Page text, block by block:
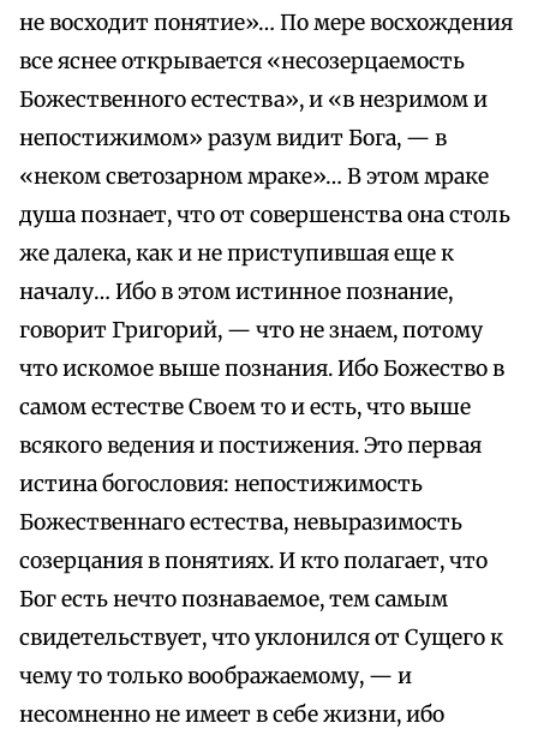
не восходит понятие»… По мере восхождения
все яснее открывается «несозерцаемость
Божественного естества», и «в незримом и
непостижимом» разум видит Бога, — в
«неком светозарном мраке»… В этом мраке
душа познает, что от совершенства она столь
же далека, как и не приступившая еще к
началу… Ибо в этом истинное познание,
говорит Григорий, — что не знаем, потому
что искомое выше познания. Ибо Божество в
самом естестве Своем то и есть, что выше
всякого ведения и постижения. Это первая
истина богословия: непостижимость
Божественнаго естества, невыразимость
созерцания в понятиях. И кто полагает, что
Бог есть нечто познаваемое, тем самым
свидетельствует, что уклонился от Сущего к
чему то только воображаемому, — и
несомненно не имеет в себе жизни, ибо